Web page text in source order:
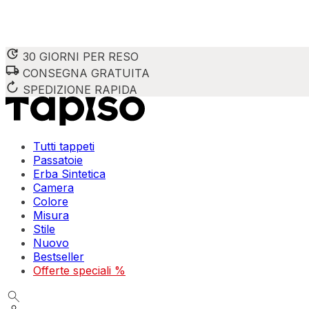
30 GIORNI PER RESO
CONSEGNA GRATUITA
SPEDIZIONE RAPIDA
Tutti tappeti
Passatoie
Erba Sintetica
Camera
Colore
Misura
Stile
Nuovo
Bestseller
Offerte speciali %